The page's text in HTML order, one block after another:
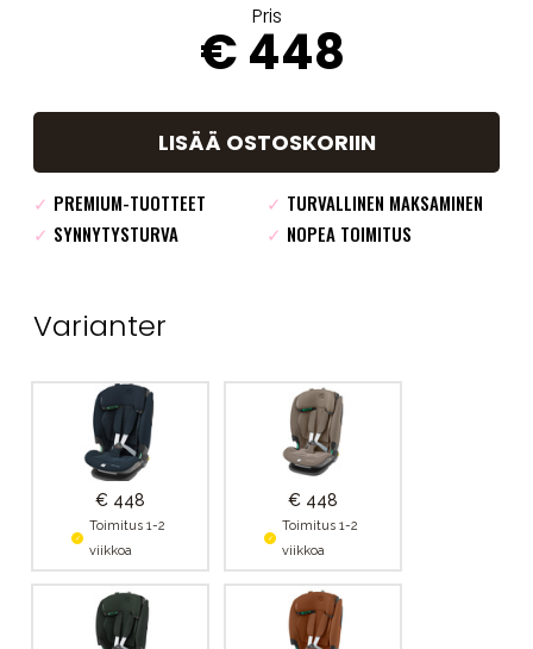
Pris
€ 448
LISÄÄ OSTOSKORIIN
✓ PREMIUM-TUOTTEET ✓ TURVALLINEN MAKSAMINEN
✓ SYNNYTYSTURVA ✓ NOPEA TOIMITUS
Varianter
€ 448
Toimitus 1-2
viikkoa
€ 448
Toimitus 1-2
viikkoa